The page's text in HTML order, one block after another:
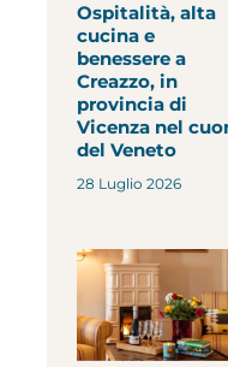
Ospitalità, alta
cucina e
benessere a
Creazzo, in
provincia di
Vicenza nel
del Veneto
28 Luglio 2026